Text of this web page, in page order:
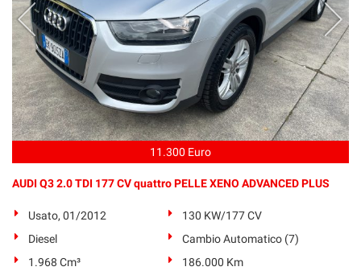
11.300 Euro
AUDI Q3 2.0 TDI 177 CV quattro PELLE XENO ADVANCED PLUS
Usato, 01/2012
130 KW/177 CV
Diesel
Cambio Automatico (7)
1.968 Cm³
186.000 Km